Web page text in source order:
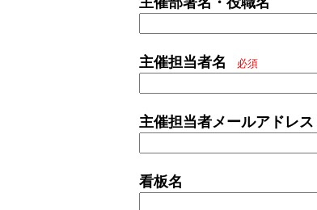
主催担当者名 必須
主催担当者メールアドレス
看板名